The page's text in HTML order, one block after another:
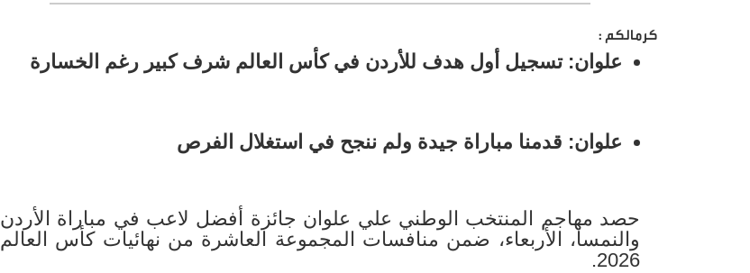
كرمالكم :
علوان: تسجيل أول هدف للأردن في كأس العالم شرف كبير رغم الخسارة
علوان: قدمنا مباراة جيدة ولم ننجح في استغلال الفرص
حصد مهاجم المنتخب الوطني علي علوان جائزة أفضل لاعب في مباراة الأردن
والنمسا، الأربعاء، ضمن منافسات المجموعة العاشرة من نهائيات كأس العالم
2026.